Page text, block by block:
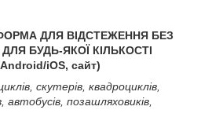
ДЛЯ ВІДСТЕЖЕННЯ БЕЗ
БУДЬ-ЯКОЇ КІЛЬКОСТІ
iOS, сайт)
скутерів, квадроциклів,
позашляховиків,